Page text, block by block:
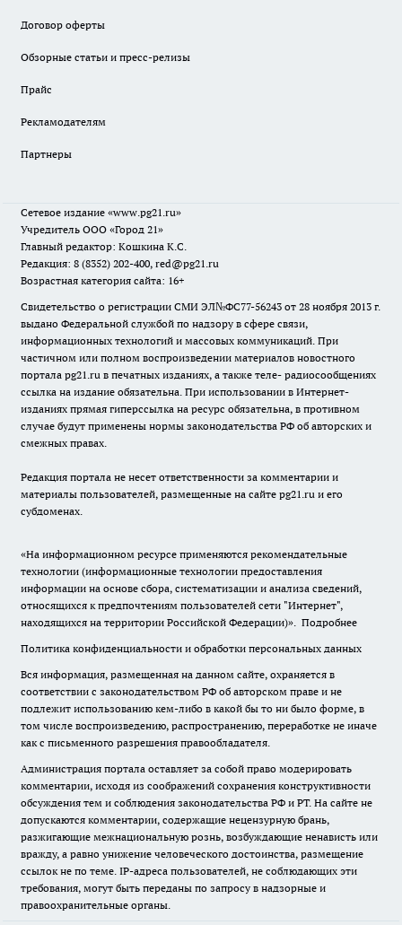
Договор оферты
Обзорные статьи и пресс-релизы
Прайс
Рекламодателям
Партнеры
Сетевое издание «www.pg21.ru»
Учредитель ООО «Город 21»
Главный редактор: Кошкина К.С.
Редакция: 8 (8352) 202-400, red@pg21.ru
Возрастная категория сайта: 16+
Свидетельство о регистрации СМИ ЭЛ№ФС77-56243 от 28 ноября 2013 г.
выдано Федеральной службой по надзору в сфере связи,
информационных технологий и массовых коммуникаций. При
частичном или полном воспроизведении материалов новостного
портала pg21.ru в печатных изданиях, а также теле- радиосообщениях
ссылка на издание обязательна. При использовании в Интернет-
изданиях прямая гиперссылка на ресурс обязательна, в противном
случае будут применены нормы законодательства РФ об авторских и
смежных правах.
Редакция портала не несет ответственности за комментарии и
материалы пользователей, размещенные на сайте pg21.ru и его
субдоменах.
«На информационном ресурсе применяются рекомендательные
технологии (информационные технологии предоставления
информации на основе сбора, систематизации и анализа сведений,
относящихся к предпочтениям пользователей сети "Интернет",
находящихся на территории Российской Федерации)». Подробнее
Политика конфиденциальности и обработки персональных данных
Вся информация, размещенная на данном сайте, охраняется в
соответствии с законодательством РФ об авторском праве и не
подлежит использованию кем-либо в какой бы то ни было форме, в
том числе воспроизведению, распространению, переработке не иначе
как с письменного разрешения правообладателя.
Администрация портала оставляет за собой право модерировать
комментарии, исходя из соображений сохранения конструктивности
обсуждения тем и соблюдения законодательства РФ и РТ. На сайте не
допускаются комментарии, содержащие нецензурную брань,
разжигающие межнациональную рознь, возбуждающие ненависть или
вражду, а равно унижение человеческого достоинства, размещение
ссылок не по теме. IP-адреса пользователей, не соблюдающих эти
требования, могут быть переданы по запросу в надзорные и
правоохранительные органы.